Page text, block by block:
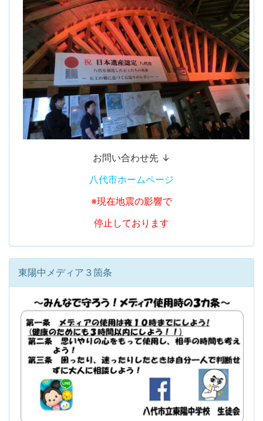
お問い合わせ先 ↓
八代市ホームページ
※現在地震の影響で
停止しております
東陽中メディア３箇条